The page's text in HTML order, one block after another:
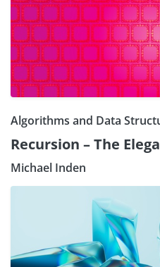
Algorithms and Data
Recursion – The
Michael Inden